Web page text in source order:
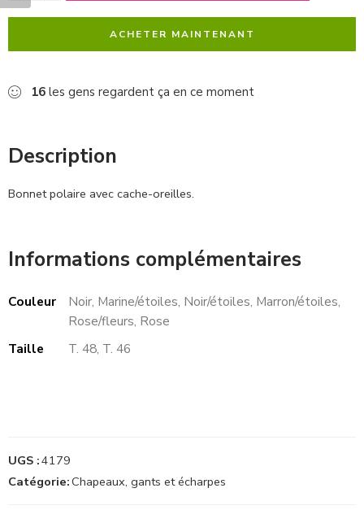
ACHETER MAINTENANT
16 les gens regardent ça en ce moment
Description
Bonnet polaire avec cache-oreilles.
Informations complémentaires
Couleur
Noir, Marine/étoiles, Noir/étoiles, Marron/étoiles,
Rose/fleurs, Rose
Taille
T. 48, T. 46
UGS :4179
Catégorie:Chapeaux, gants et écharpes